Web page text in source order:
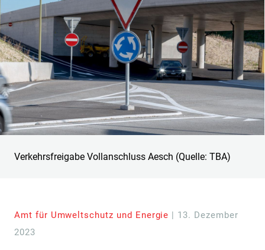
Verkehrsfreigabe Vollanschluss Aesch (Quelle: TBA)
Amt für Umweltschutz und Energie | 13. Dezember
2023